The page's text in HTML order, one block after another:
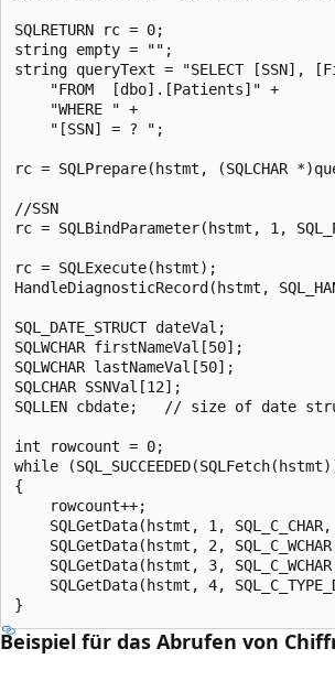
SQLRETURN rc = 0;
string empty = "";
string queryText = "SELECT [SSN],
    "FROM  [dbo].[Patients]" +
    "WHERE " +
    "[SSN] = ? ";
rc = SQLPrepare(hstmt, (SQLCHAR
//SSN
rc = SQLBindParameter(hstmt, 1,
rc = SQLExecute(hstmt);
HandleDiagnosticRecord(hstmt,
SQL_DATE_STRUCT dateVal;
SQLWCHAR firstNameVal[50];
SQLWCHAR lastNameVal[50];
SQLCHAR SSNVal[12];
SQLLEN cbdate;   // size of date
int rowcount = 0;
while
{
    rowcount++;
SQLGetData(hstmt, 1,
SQLGetData(hstmt, 2,
SQLGetData(hstmt, 3,
SQLGetData(hstmt, 4,
Beispiel für das Abrufen von